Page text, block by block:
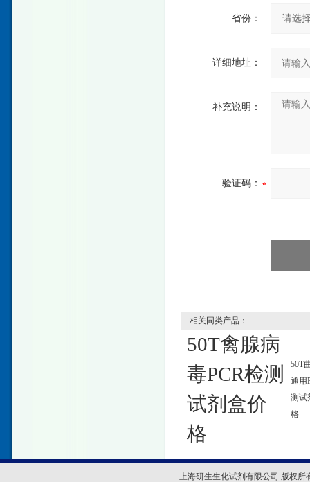
省份：
详细地址：
补充说明：
验证码：
相关同类产品：
50T禽腺病
毒PCR检测
试剂盒价
格
50T
通用
测试
格
上海研生生化试剂有限公司 版权所